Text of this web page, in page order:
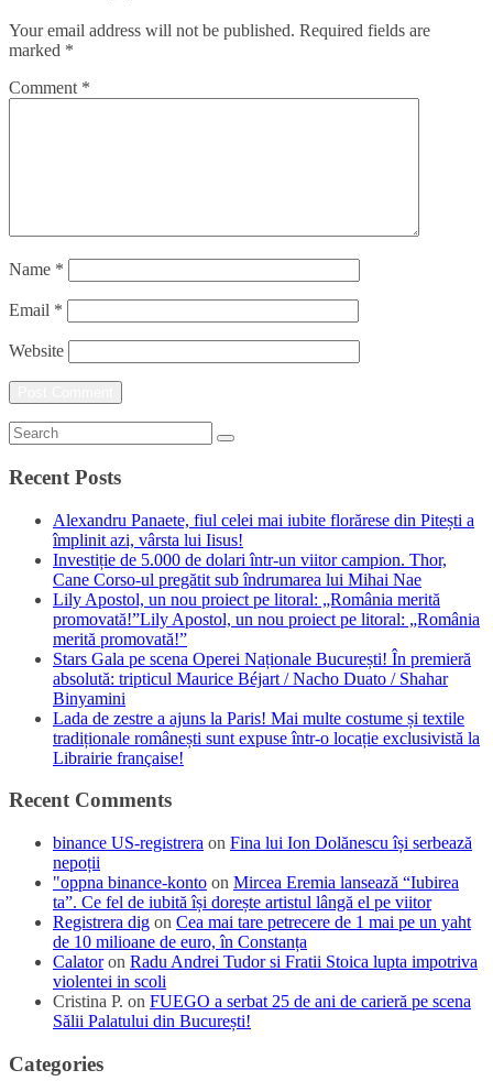
Your email address will not be published. Required fields are
marked *
Comment *
Name *
Email *
Website
Recent Posts
Alexandru Panaete, fiul celei mai iubite florărese din Pitești a
împlinit azi, vârsta lui Iisus!
Investiție de 5.000 de dolari într-un viitor campion. Thor,
Cane Corso-ul pregătit sub îndrumarea lui Mihai Nae
Lily Apostol, un nou proiect pe litoral: „România merită
promovată!”Lily Apostol, un nou proiect pe litoral: „România
merită promovată!”
Stars Gala pe scena Operei Naționale București! În premieră
absolută: tripticul Maurice Béjart / Nacho Duato / Shahar
Binyamini
Lada de zestre a ajuns la Paris! Mai multe costume și textile
tradiționale românești sunt expuse într-o locație exclusivistă la
Librairie française!
Recent Comments
binance US-registrera on Fina lui Ion Dolănescu își serbează
nepoții
"oppna binance-konto on Mircea Eremia lansează “Iubirea
ta”. Ce fel de iubită își dorește artistul lângă el pe viitor
Registrera dig on Cea mai tare petrecere de 1 mai pe un yaht
de 10 milioane de euro, în Constanța
Calatoron Radu Andrei Tudor si Fratii Stoica lupta impotriva
violentei in scoli
Cristina P. on FUEGO a serbat 25 de ani de carieră pe scena
Sălii Palatului din București!
Categories